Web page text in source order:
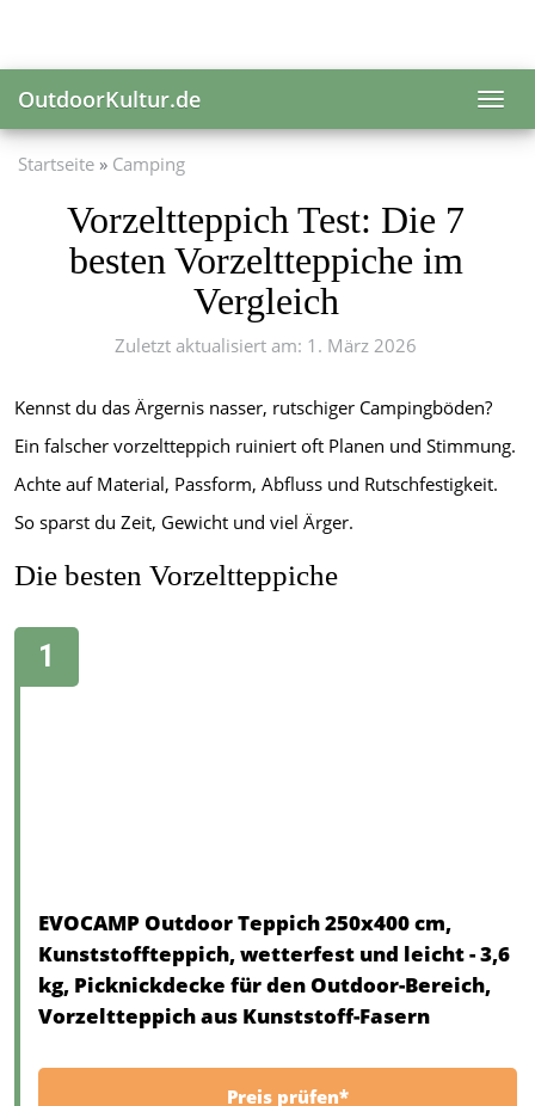
main
content
OutdoorKultur.de
Startseite Camping
Vorzeltteppich Test: Die 7
besten Vorzeltteppiche im
Vergleich
Zuletzt aktualisiert am: 1. März 2026
Kennst du das Ärgernis nasser, rutschiger Campingböden?
Ein falscher vorzeltteppich ruiniert oft Planen und Stimmung.
Achte auf Material, Passform, Abfluss und Rutschfestigkeit.
So sparst du Zeit, Gewicht und viel Ärger.
Die besten Vorzeltteppiche
EVOCAMP Outdoor Teppich 250x400 cm,
Kunststoffteppich, wetterfest und leicht - 3,6
kg, Picknickdecke für den Outdoor-Bereich,
Vorzeltteppich aus Kunststoff-Fasern
Preis prüfen*